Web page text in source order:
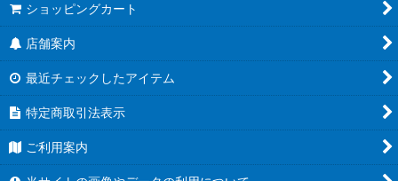
ショッピングカート
店舗案内
最近チェックしたアイテム
特定商取引法表示
ご利用案内